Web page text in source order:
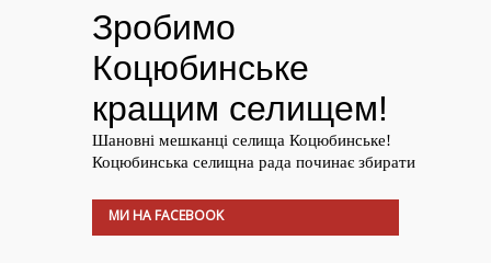
МИ НА FACEBOOK